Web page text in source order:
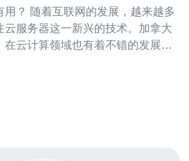
越来越多
云服务器这一新兴的技术。加拿大
云计算领域也有着不错的发展。